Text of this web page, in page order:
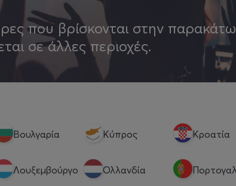
που βρίσκονται στην παρακάτω
σε άλλες περιοχές.
Βουλγαρία Κύπρος Κροατία
Λουξεμβούργο Ολλανδία